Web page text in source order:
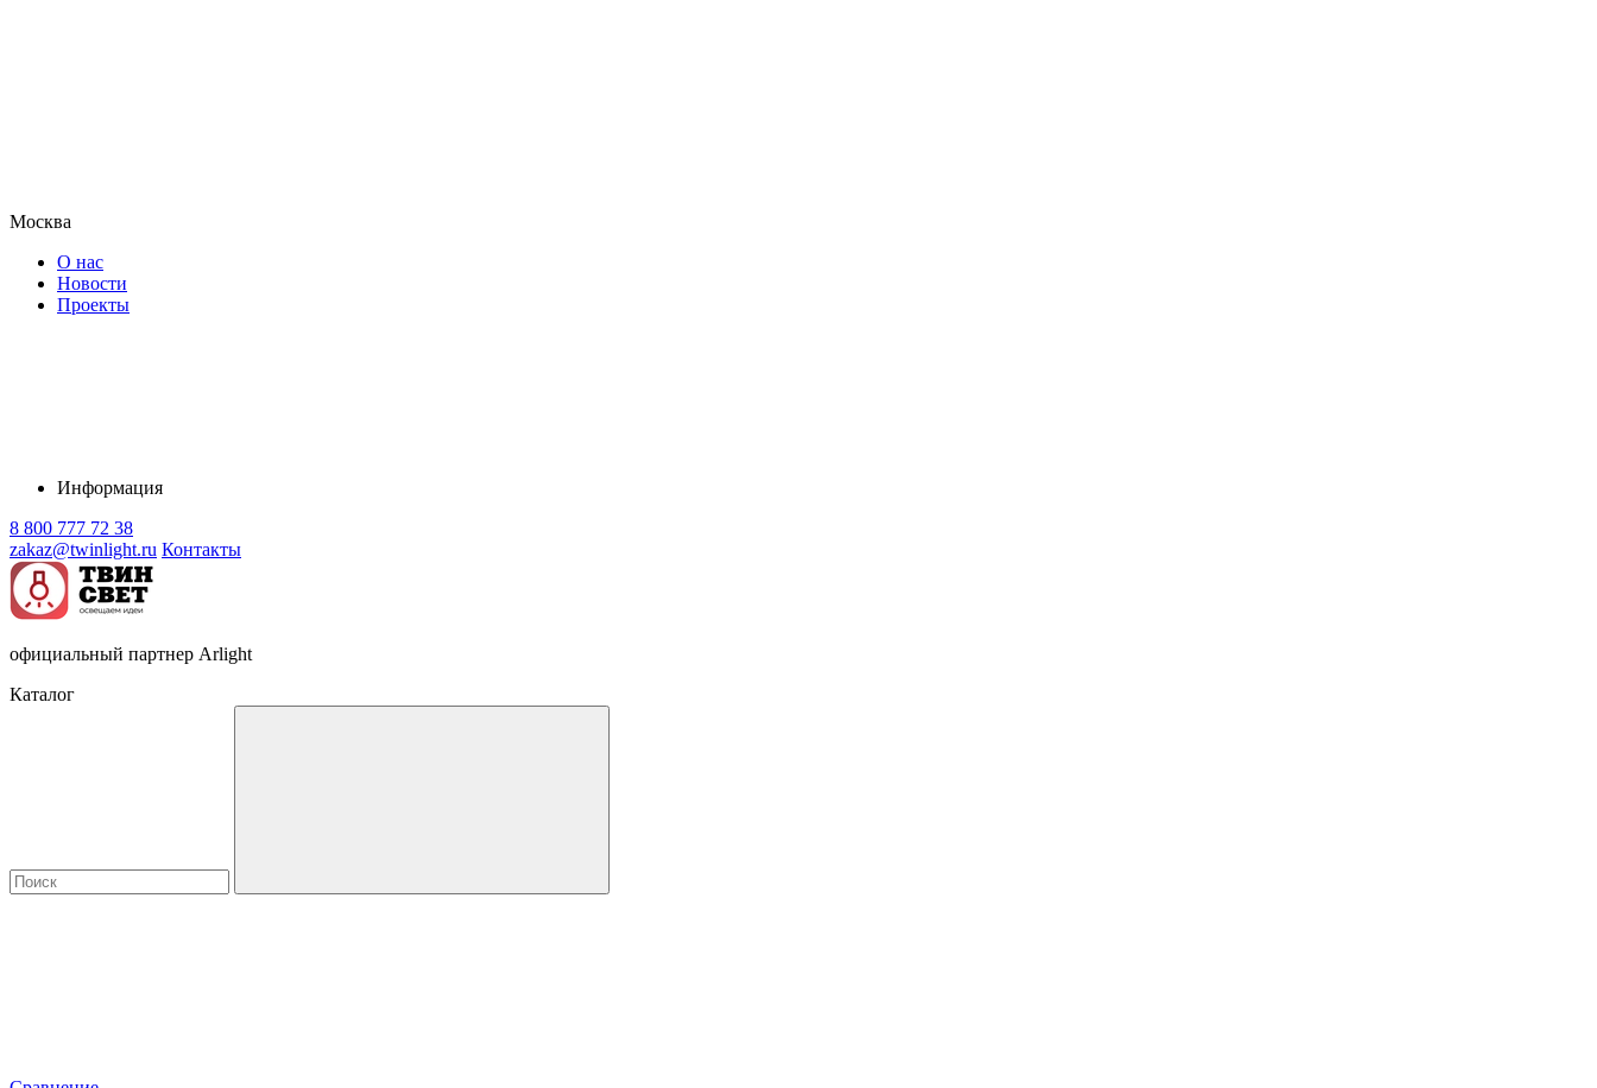
Москва
О нас
Новости
Проекты
Информация
8 800 777 72 38
zakaz@twinlight.ru Контакты
официальный партнер Arlight
Каталог